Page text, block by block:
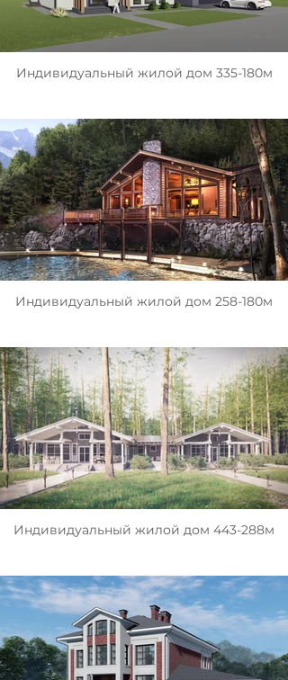
Индивидуальный жилой дом 335-180м
Индивидуальный жилой дом 258-180м
Индивидуальный жилой дом 443-288м